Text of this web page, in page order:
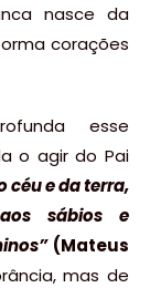
nasce da
corações
esse
o agir do Pai
céu e da terra,
sábios e
(Mateus
mas de